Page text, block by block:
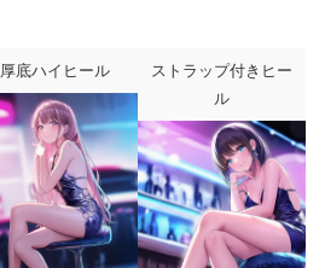
厚底ハイヒール
ストラップ付きヒー
ル